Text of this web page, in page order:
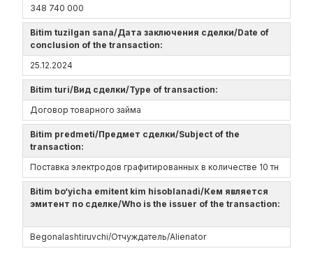
348 740 000
Bitim tuzilgan sana/Дата заключения сделки/Date of
conclusion of the transaction:
25.12.2024
Bitim turi/Вид сделки/Type of transaction:
Договор товарного займа
Bitim predmeti/Предмет сделки/Subject of the
transaction:
Поставка электродов графитированных в количестве 10 тн
Bitim bo‘yicha emitent kim hisoblanadi/Кем является
эмитент по сделке/Who is the issuer of the transaction:
Begonalashtiruvchi/Отчуждатель/Alienator